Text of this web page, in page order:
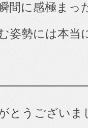
間に感極まっ
姿勢には本当
とうございま